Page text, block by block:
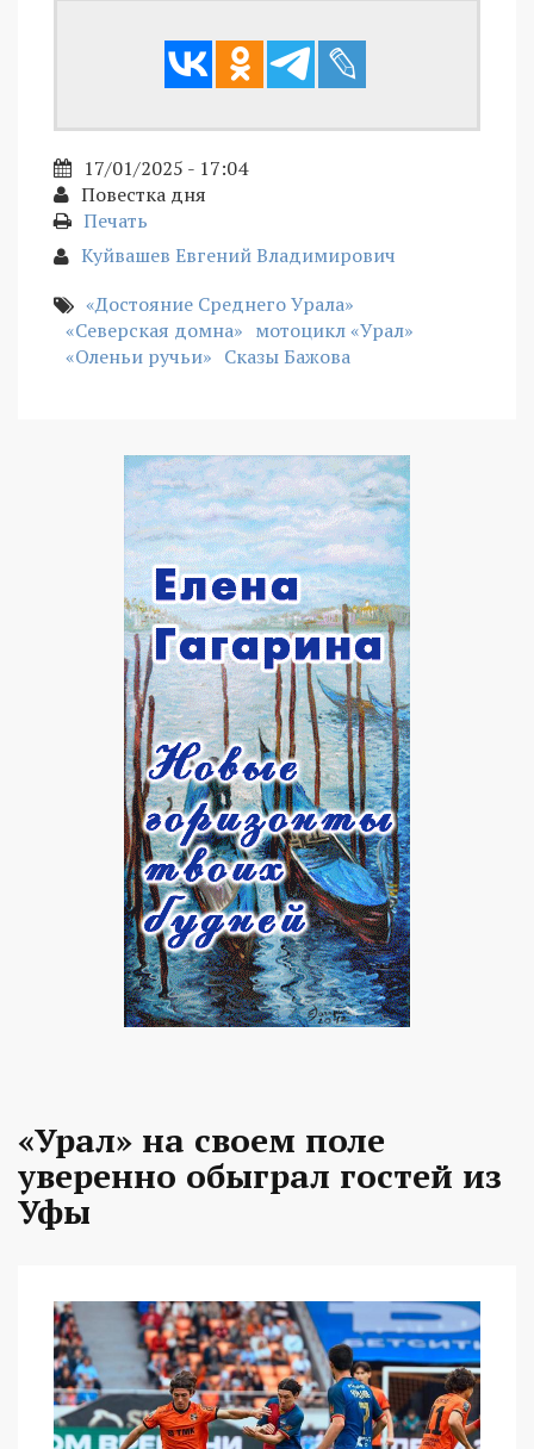
17/01/2025 - 17:04
Повестка дня
Печать
Куйвашев Евгений Владимирович
«Достояние Среднего Урала»
«Северская домна» мотоцикл «Урал»
«Оленьи ручьи» Сказы Бажова
«Урал» на своем поле
уверенно обыграл гостей из
Уфы